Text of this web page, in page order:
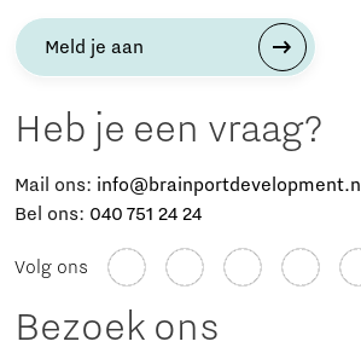
Meld je aan
Heb je een vraag?
Mail ons: info@brainportdevelopment.nl
Bel ons: 040 751 24 24
Volg ons
Bezoek ons